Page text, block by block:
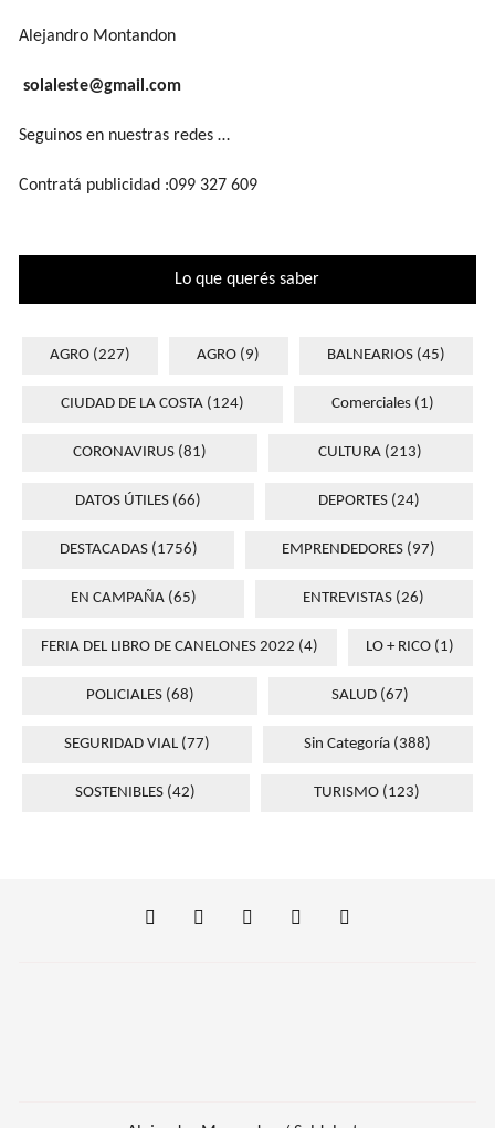
Alejandro Montandon
solaleste@gmail.com
Seguinos en nuestras redes …
Contratá publicidad :099 327 609
Lo que querés saber
AGRO (227) AGRO (9) BALNEARIOS(45)
CIUDAD DE LA COSTA(124) Comerciales (1)
CORONAVIRUS(81) CULTURA (213)
DATOS ÚTILES (66) DEPORTES(24)
DESTACADAS(1756) EMPRENDEDORES (97)
EN CAMPAÑA(65) ENTREVISTAS (26)
FERIA DEL LIBRO DE CANELONES 2022 (4) LO + RICO (1)
POLICIALES(68) SALUD (67)
SEGURIDAD VIAL(77) Sin Categoría (388)
SOSTENIBLES (42) TURISMO(123)